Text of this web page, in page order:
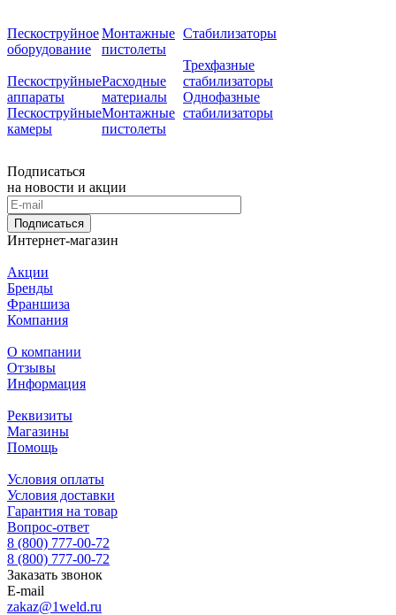
Пескоструйное
оборудование
Пескоструйные
аппараты
Пескоструйные
камеры
Монтажные
пистолеты
Расходные
материалы
Монтажные
пистолеты
Стабилизаторы
Трехфазные
стабилизаторы
Однофазные
стабилизаторы
Подписаться
на новости и акции
Подписаться
Интернет-магазин
Акции
Бренды
Франшиза
Компания
О компании
Отзывы
Информация
Реквизиты
Магазины
Помощь
Условия оплаты
Условия доставки
Гарантия на товар
Вопрос-ответ
8 (800) 777-00-72
8 (800) 777-00-72
Заказать звонок
E-mail
zakaz@1weld.ru